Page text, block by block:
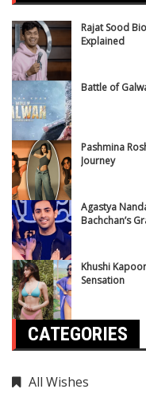
Rajat Sood
Explained
Battle of
Pashmina
Journey
Agastya
Bachchan’s
Khushi
Sensation
CATEGORIES
All Wishes